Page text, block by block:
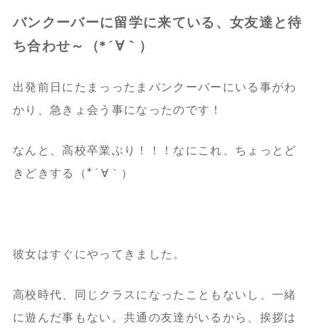
バンクーバーに留学に来ている、女友達と待
ち合わせ～（*´∀｀）
出発前日にたまっったまバンクーバーにいる事がわ
かり、急きょ会う事になったのです！
なんと、高校卒業ぶり！！！なにこれ、ちょっとど
きどきする（*´∀｀）
彼女はすぐにやってきました。
高校時代、同じクラスになったこともないし、一緒
に遊んだ事もない。共通の友達がいるから、挨拶は